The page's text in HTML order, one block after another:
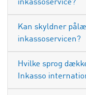
inkassoservice?
Kan skyldner
inkassoservicen?
Hvilke sprog
Inkasso